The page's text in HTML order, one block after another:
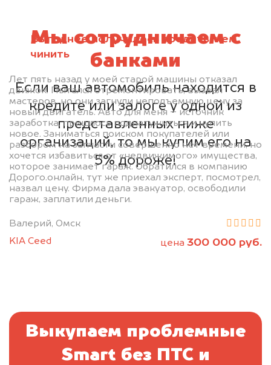
Выгоднее получилось продать, чем
чинить
Лет пять назад у моей старой машины отказал
движок. Пытался отремонтировать, вызвал
мастеров, но они загнули неподъемную цену за
новый двигатель. Авто для меня – источник
заработка, пришлось поднатужиться и купить
новое. Заниматься поиском покупателей или
разбором на запчасти совершенно нет времени, но
хочется избавиться от «недвижимого» имущества,
которое занимает гараж. Обратился в компанию
Дорого.онлайн, тут же приехал эксперт, посмотрел,
назвал цену. Фирма дала эвакуатор, освободили
гараж, заплатили деньги.
Валерий, Омск
KIA Ceed
цена 300 000 руб.
Мы сотрудничаем с
банками
Если ваш автомобиль находится в
кредите или залоге у одной из
представленных ниже
организаций, то мы купим его на
5% дороже!
Выкупаем проблемные
Smart без ПТС и